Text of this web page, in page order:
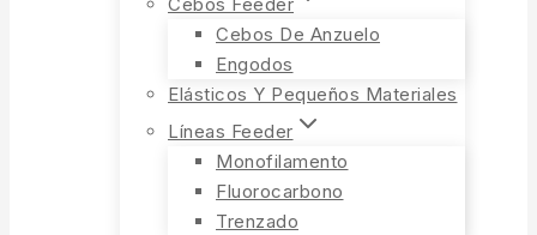
Cebos De Anzuelo
Engodos
Elásticos Y Pequeños Materiales
Líneas Feeder
Monofilamento
Fluorocarbono
Trenzado